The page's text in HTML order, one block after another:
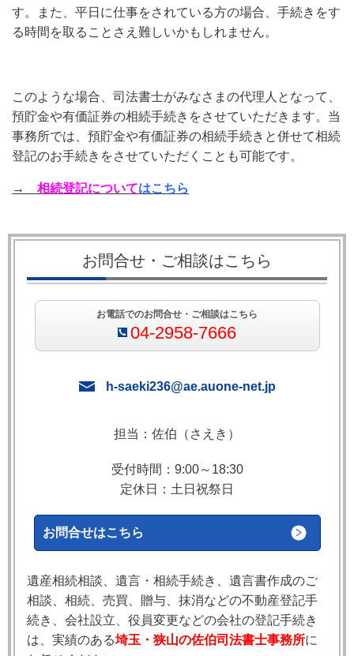
す。また、平日に仕事をされている方の場合、手続きをす
る時間を取ることさえ難しいかもしれません。
このような場合、司法書士がみなさまの代理人となって、
預貯金や有価証券の相続手続きをさせていただきます。当
事務所では、預貯金や有価証券の相続手続きと併せて相続
登記のお手続きをさせていただくことも可能です。
→ 相続登記についてはこちら
お問合せ・ご相談はこちら
お電話でのお問合せ・ご相談はこちら
04-2958-7666
h-saeki236@ae.auone-net.jp
担当：佐伯（さえき）
受付時間：9:00～18:30
定休日：土日祝祭日
お問合せはこちら
遺産相続相談、遺言・相続手続き、遺言書作成のご
相談、相続、売買、贈与、抹消などの不動産登記手
続き、会社設立、役員変更などの会社の登記手続き
は、実績のある埼玉・狭山の佐伯司法書士事務所に